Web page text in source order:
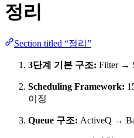
정리
Section titled “정리”
3단계 기본 구조: Filter →
Scheduling Framework:
이징
Queue 구조: ActiveQ →